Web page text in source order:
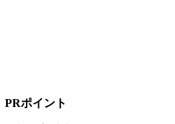
PRポイント